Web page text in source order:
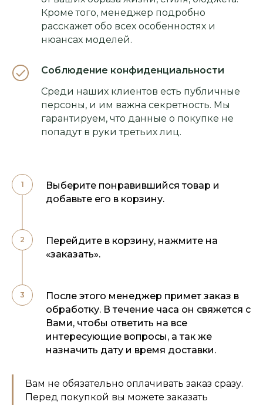
Кроме того, менеджер подробно
расскажет обо всех особенностях и
нюансах моделей.
Соблюдение конфиденциальности
Среди наших клиентов есть публичные
персоны, и им важна секретность. Мы
гарантируем, что данные о покупке не
попадут в руки третьих лиц.
Выберите понравившийся товар и
добавьте его в корзину.
Перейдите в корзину, нажмите на
«заказать».
После этого менеджер примет заказ в
обработку. В течение часа он свяжется с
Вами, чтобы ответить на все
интересующие вопросы, а так же
назначить дату и время доставки.
Вам не обязательно оплачивать заказ сразу.
Перед покупкой вы можете заказать